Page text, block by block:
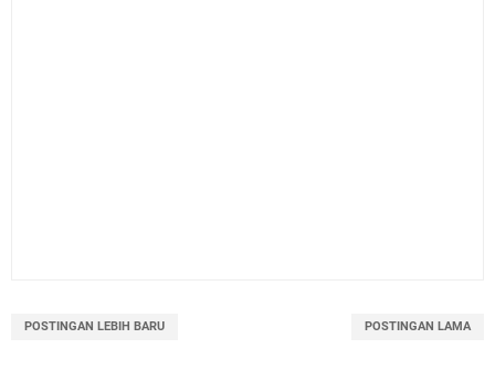
POSTINGAN LEBIH BARU POSTINGAN LAMA